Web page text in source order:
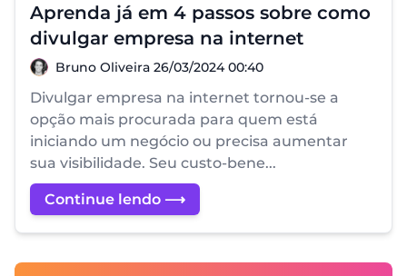
Aprenda já em 4 passos sobre como
divulgar empresa na internet
Bruno Oliveira
Bruno Oliveira 26/03/2024 00:40
Divulgar empresa na internet tornou-se a
opção mais procurada para quem está
iniciando um negócio ou precisa aumentar
sua visibilidade. Seu custo-bene...
Continue lendo ⟶